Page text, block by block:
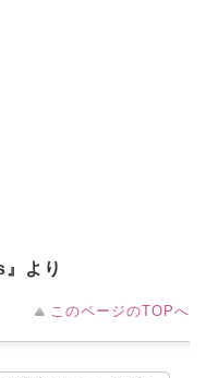
より
このページのTOPへ